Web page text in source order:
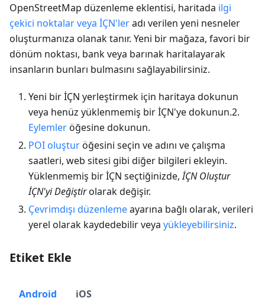
OpenStreetMap düzenleme eklentisi, haritada ilgi
çekici noktalar veya İÇN'leradı verilen yeni nesneler
oluşturmanıza olanak tanır. Yeni bir mağaza, favori bir
dönüm noktası, bank veya barınak haritalayarak
insanların bunları bulmasını sağlayabilirsiniz.
Yeni bir İÇN yerleştirmek için haritaya dokunun
veya henüz yüklenmemiş bir İÇN'ye dokunun.2.
Eylemleröğesine dokunun.
POI oluşturöğesini seçin ve adını ve çalışma
saatleri, web sitesi gibi diğer bilgileri ekleyin.
Yüklenmemiş bir İÇN seçtiğinizde,İÇN Oluştur
İÇN'yi Değiştirolarak değişir.
Çevrimdışı düzenlemeayarına bağlı olarak, verileri
yerel olarak kaydedebilir veya yükleyebilirsiniz.
Etiket Ekle
Android iOS